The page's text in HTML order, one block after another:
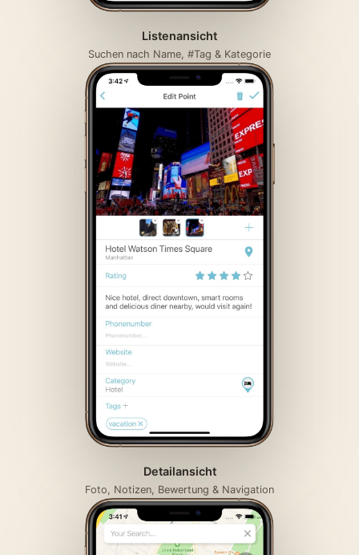
Listenansicht
Suchen nach Name, #Tag & Kategorie
Detailansicht
Foto, Notizen, Bewertung & Navigation